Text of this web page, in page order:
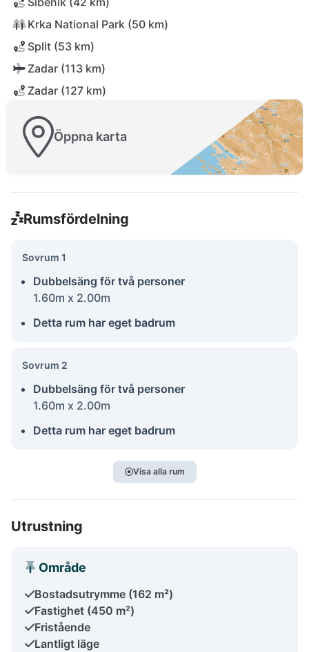
Krka National Park (50 km)
Split (53 km)
Zadar (113 km)
Zadar (127 km)
Öppna karta
Rumsfördelning
Sovrum 1
Dubbelsäng för två personer
1.60m x 2.00m
Detta rum har eget badrum
Sovrum 2
Dubbelsäng för två personer
1.60m x 2.00m
Detta rum har eget badrum
Visa alla rum
Utrustning
Område
Bostadsutrymme (162 m²)
Fastighet (450 m²)
Fristående
Lantligt läge